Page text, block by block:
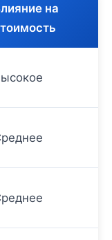
на